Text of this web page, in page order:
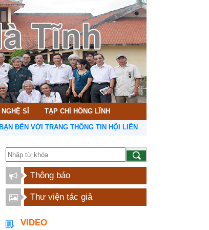
SĨ TẠP CHÍ HỒNG LĨNH
THÔNG TIN HỘI LIÊN HIỆP VĂN HỌC NGHỆ THUẬT HÀ
Thông báo
Thư viện tác giả
VIDEO